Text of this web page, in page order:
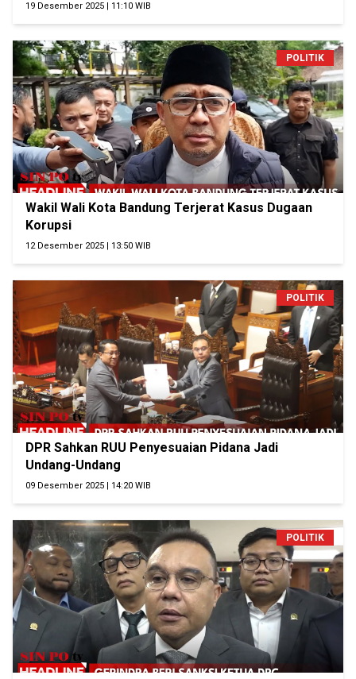
19 Desember 2025 | 11:10 WIB
POLITIK
Wakil Wali Kota Bandung Terjerat Kasus Dugaan
Korupsi
12 Desember 2025 | 13:50 WIB
POLITIK
DPR Sahkan RUU Penyesuaian Pidana Jadi
Undang-Undang
09 Desember 2025 | 14:20 WIB
POLITIK